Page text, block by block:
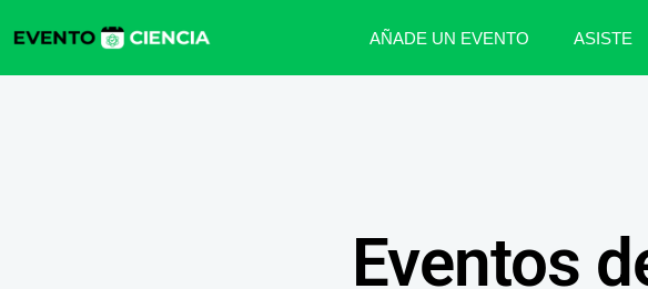
AÑADE UN EVENTO ASISTE
Eventos